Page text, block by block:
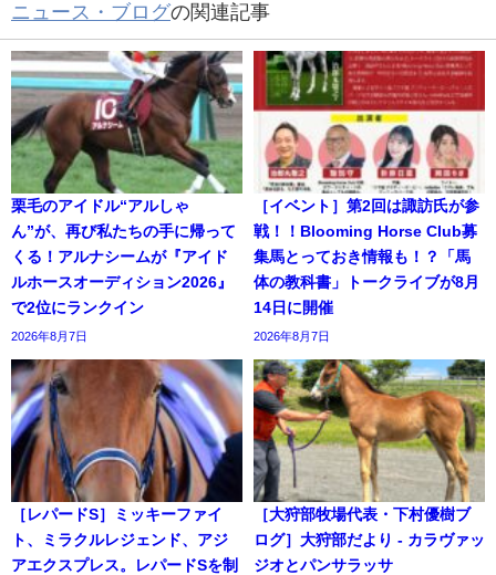
ニュース・ブログの関連記事
栗毛のアイドル“アルしゃ
ん”が、再び私たちの手に帰って
くる！アルナシームが『アイド
ルホースオーディション2026』
で2位にランクイン
2026年8月7日
［イベント］第2回は諏訪氏が参
戦！！Blooming Horse Club募
集馬とっておき情報も！？「馬
体の教科書」トークライブが8月
14日に開催
2026年8月7日
［レパードS］ミッキーファイ
ト、ミラクルレジェンド、アジ
アエクスプレス。レパードSを制
［大狩部牧場代表・下村優樹ブ
ログ］大狩部だより - カラヴァッ
ジオとパンサラッサ